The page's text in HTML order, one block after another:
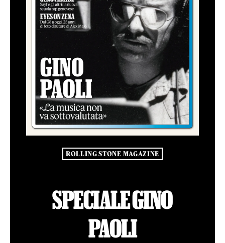
ROLLING STONE MAGAZINE
SPECIALE GINO
PAOLI